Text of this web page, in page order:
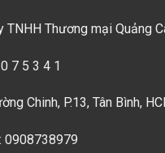
TNHH Thương mại Quảng
7 5 3 4 1
Chinh, P.13, Tân Bình,
0908738979